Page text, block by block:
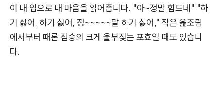
이 내 입으로 내 마음을 읽어줍니다. "아~정말 힘드네" "하
기 싫어, 하기 싫어, 정~~~~~말 하기 싫어," 작은 읊조림
에서부터 때론 짐승의 크게 울부짖는 포효일 때도 있습니
다.